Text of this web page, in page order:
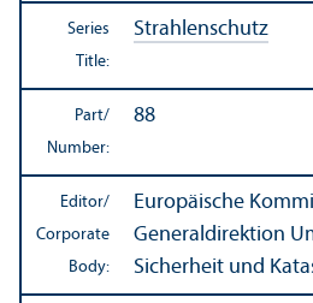
Series
Title:
Strahlenschutz
Part/
Number:
88
Editor/
Corporate
Body:
Europäische
Generaldirektion
Sicherheit und